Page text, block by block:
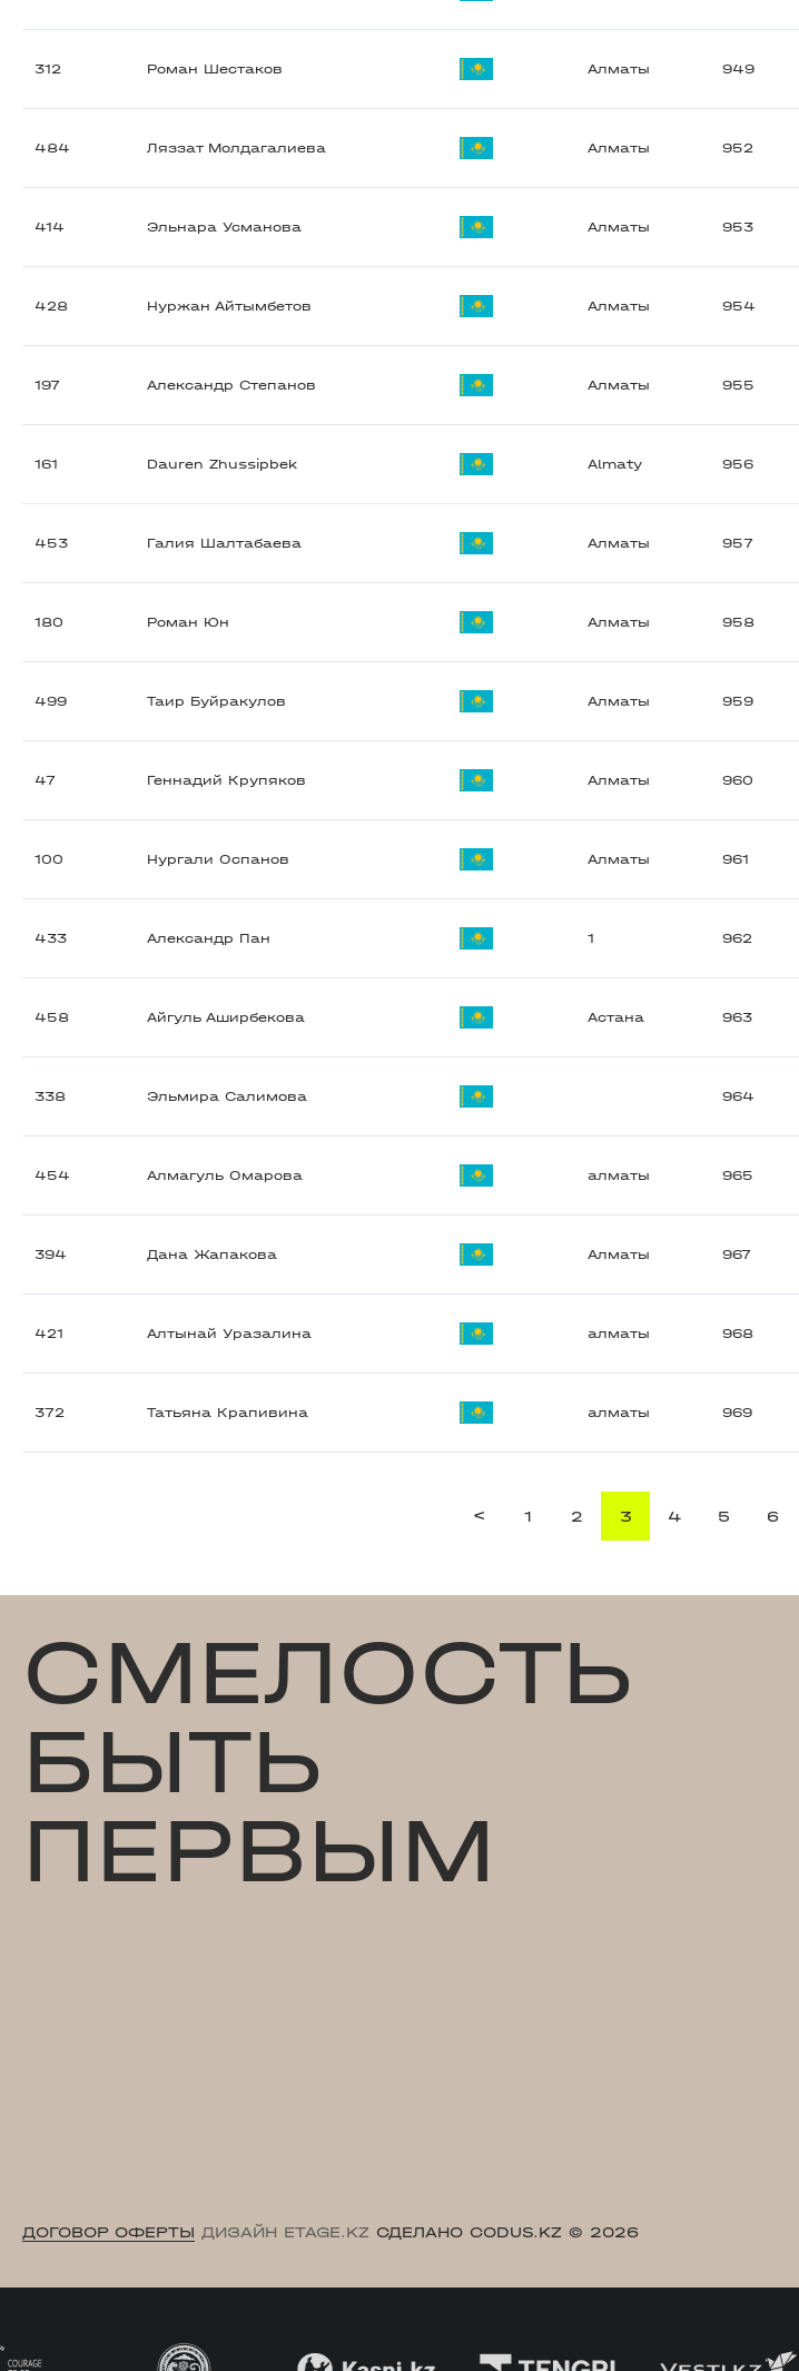
312 Роман Шестаков Алматы 949
484 Ляззат Молдагалиева Алматы 952
414 Эльнара Усманова Алматы 953
428 Нуржан Айтымбетов Алматы 954
197 Александр Степанов Алматы 955
161 Dauren Zhussipbek Almaty 956
453 Галия Шалтабаева Алматы 957
180 Роман Юн Алматы 958
499 Таир Буйракулов Алматы 959
47 Геннадий Крупяков Алматы 960
100 Нургали Оспанов Алматы 961
433 Александр Пан 1 962
458 Айгуль Аширбекова Астана 963
338 Эльмира Салимова 964
454 Алмагуль Омарова алматы 965
394 Дана Жапакова Алматы 967
421 Алтынай Уразалина алматы 968
372 Татьяна Крапивина алматы 969
< 1 2 3 4 5 6
СМЕЛОСТЬ
БЫТЬ
ПЕРВЫМ
ДОГОВОР ОФЕРТЫ ДИЗАЙН ETAGE.KZ СДЕЛАНО CODUS.KZ © 2026